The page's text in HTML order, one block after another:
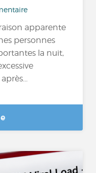
apparente
personnes
la nuit,